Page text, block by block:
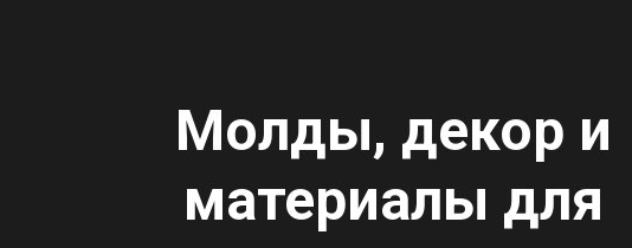
Молды, декор и
материалы для